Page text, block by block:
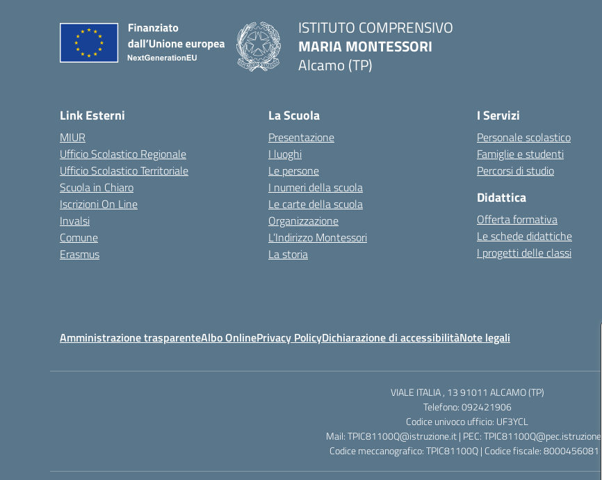
ISTITUTO COMPRENSIVO
MARIA MONTESSORI
Alcamo (TP)
Link Esterni
MIUR
Ufficio Scolastico Regionale
Ufficio Scolastico Territoriale
Scuola in Chiaro
Iscrizioni On Line
Invalsi
Comune
Erasmus
La Scuola
Presentazione
I luoghi
Le persone
I numeri della scuola
Le carte della scuola
Organizzazione
L’Indirizzo Montessori
La storia
I Servizi
Personale scolastico
Famiglie e studenti
Percorsi di studio
Didattica
Offerta formativa
Le schede didattiche
I progetti delle classi
Amministrazione trasparenteAlbo OnlinePrivacy PolicyDichiarazione di accessibilitàNote legali
VIALE ITALIA , 13 91011 ALCAMO (TP)
Telefono: 092421906
Codice univoco ufficio: UF3YCL
Mail: TPIC81100Q@istruzione.it | PEC: TPIC81100Q@pec.istruzione.it
Codice meccanografico: TPIC81100Q | Codice fiscale: 80004560811